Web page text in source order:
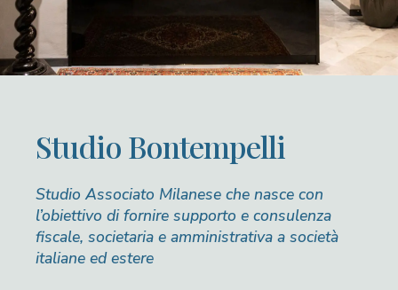
Studio Bontempelli
Studio Associato Milanese che nasce con
l’obiettivo di fornire supporto e consulenza
fiscale, societaria e amministrativa a società
italiane ed estere